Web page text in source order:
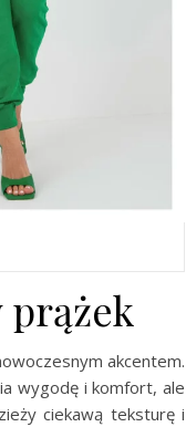
akcentem.
wygodę i komfort, ale
ciekawą teksturę i